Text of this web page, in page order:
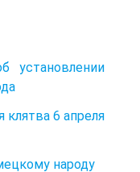
установлении
клятва 6 апреля
народу